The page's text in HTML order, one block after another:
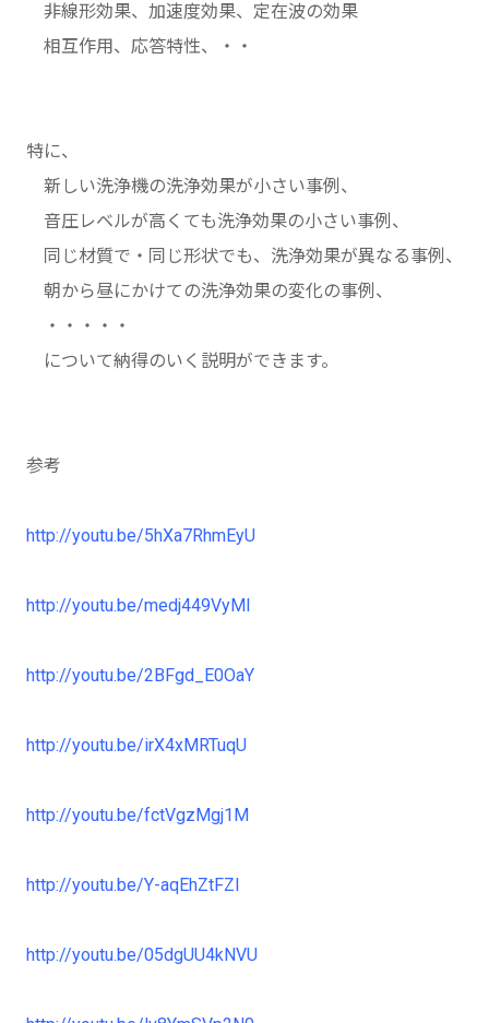
非線形効果、加速度効果、定在波の効果
相互作用、応答特性、・・
特に、
新しい洗浄機の洗浄効果が小さい事例、
音圧レベルが高くても洗浄効果の小さい事例、
同じ材質で・同じ形状でも、洗浄効果が異なる事例、
朝から昼にかけての洗浄効果の変化の事例、
・・・・・
について納得のいく説明ができます。
参考
http://youtu.be/5hXa7RhmEyU
http://youtu.be/medj449VyMI
http://youtu.be/2BFgd_E0OaY
http://youtu.be/irX4xMRTuqU
http://youtu.be/fctVgzMgj1M
http://youtu.be/Y-aqEhZtFZI
http://youtu.be/05dgUU4kNVU